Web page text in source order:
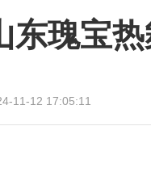
东瑰宝
11-12 17:05:11